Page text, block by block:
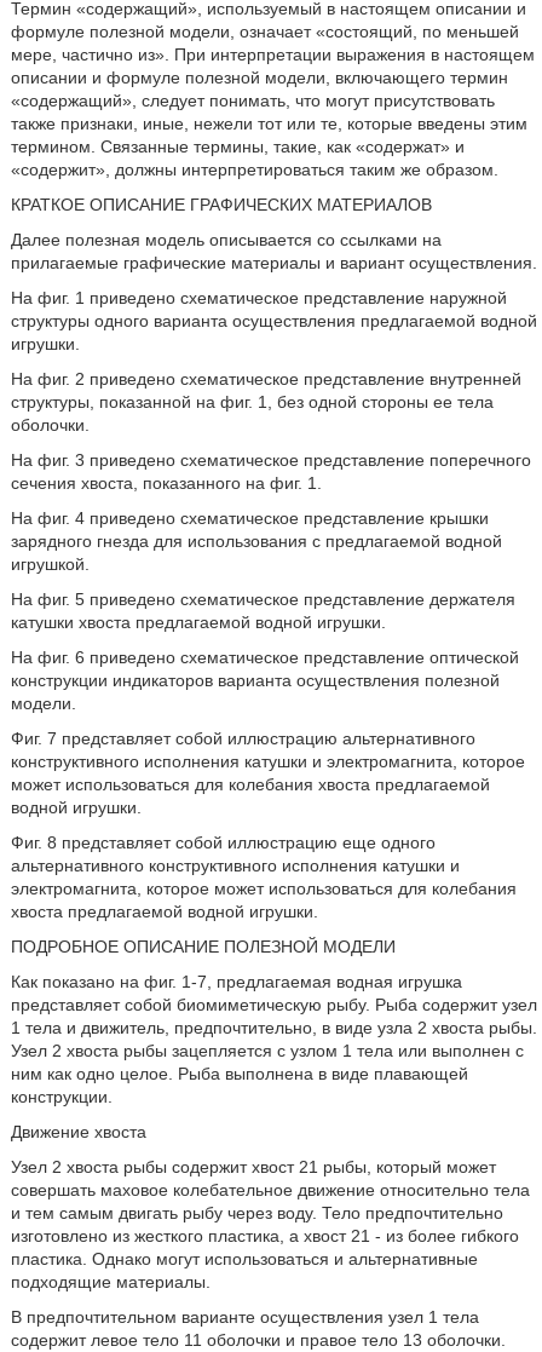
Термин «содержащий», используемый в настоящем описании и
формуле полезной модели, означает «состоящий, по меньшей
мере, частично из». При интерпретации выражения в настоящем
описании и формуле полезной модели, включающего термин
«содержащий», следует понимать, что могут присутствовать
также признаки, иные, нежели тот или те, которые введены этим
термином. Связанные термины, такие, как «содержат» и
«содержит», должны интерпретироваться таким же образом.
КРАТКОЕ ОПИСАНИЕ ГРАФИЧЕСКИХ МАТЕРИАЛОВ
Далее полезная модель описывается со ссылками на
прилагаемые графические материалы и вариант осуществления.
На фиг. 1 приведено схематическое представление наружной
структуры одного варианта осуществления предлагаемой водной
игрушки.
На фиг. 2 приведено схематическое представление внутренней
структуры, показанной на фиг. 1, без одной стороны ее тела
оболочки.
На фиг. 3 приведено схематическое представление поперечного
сечения хвоста, показанного на фиг. 1.
На фиг. 4 приведено схематическое представление крышки
зарядного гнезда для использования с предлагаемой водной
игрушкой.
На фиг. 5 приведено схематическое представление держателя
катушки хвоста предлагаемой водной игрушки.
На фиг. 6 приведено схематическое представление оптической
конструкции индикаторов варианта осуществления полезной
модели.
Фиг. 7 представляет собой иллюстрацию альтернативного
конструктивного исполнения катушки и электромагнита, которое
может использоваться для колебания хвоста предлагаемой
водной игрушки.
Фиг. 8 представляет собой иллюстрацию еще одного
альтернативного конструктивного исполнения катушки и
электромагнита, которое может использоваться для колебания
хвоста предлагаемой водной игрушки.
ПОДРОБНОЕ ОПИСАНИЕ ПОЛЕЗНОЙ МОДЕЛИ
Как показано на фиг. 1-7, предлагаемая водная игрушка
представляет собой биомиметическую рыбу. Рыба содержит узел
1 тела и движитель, предпочтительно, в виде узла 2 хвоста рыбы.
Узел 2 хвоста рыбы зацепляется с узлом 1 тела или выполнен с
ним как одно целое. Рыба выполнена в виде плавающей
конструкции.
Движение хвоста
Узел 2 хвоста рыбы содержит хвост 21 рыбы, который может
совершать маховое колебательное движение относительно тела
и тем самым двигать рыбу через воду. Тело предпочтительно
изготовлено из жесткого пластика, а хвост 21 - из более гибкого
пластика. Однако могут использоваться и альтернативные
подходящие материалы.
В предпочтительном варианте осуществления узел 1 тела
содержит левое тело 11 оболочки и правое тело 13 оболочки.